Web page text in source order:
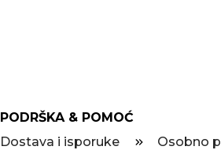
PODRŠKA & POMOĆ
Dostava i isporuke
Osobno